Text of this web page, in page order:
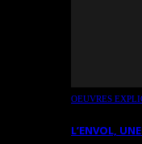
OEUVRES
L’ENVOL,